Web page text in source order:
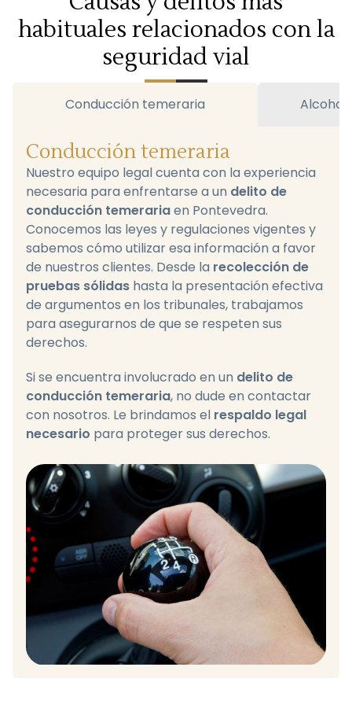
habituales relacionados con la
seguridad vial
Conducción temeraria Alcohol
Conducción temeraria
Nuestro equipo legal cuenta con la experiencia
necesaria para enfrentarse a un delito de
conducción temerariaen Pontevedra.
Conocemos las leyes y regulaciones vigentes y
sabemos cómo utilizar esa información a favor
de nuestros clientes. Desde la recolección de
pruebas sólidashasta la presentación efectiva
de argumentos en los tribunales, trabajamos
para asegurarnos de que se respeten sus
derechos.
Si se encuentra involucrado en un delito de
conducción temeraria, no dude en contactar
con nosotros. Le brindamos el respaldo legal
necesario para proteger sus derechos.